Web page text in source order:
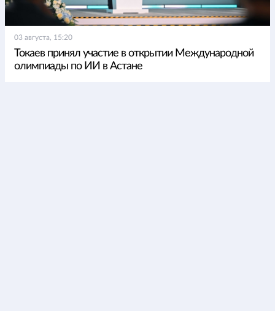
03 августа, 15:20
Токаев принял участие в открытии Международной
олимпиады по ИИ в Астане